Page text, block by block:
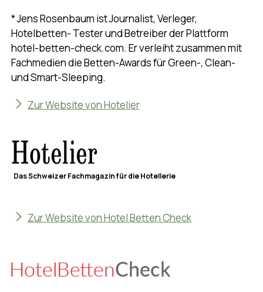
* Jens Rosenbaum ist Journalist, Verleger,
Hotelbetten- Tester und Betreiber der Plattform
hotel-betten-check.com. Er verleiht zusammen mit
Fachmedien die Betten-Awards für Green-, Clean-
und Smart-Sleeping.
Zur Website von Hotelier
Das Schweizer Fachmagazin für die Hotellerie
Zur Website von Hotel Betten Check